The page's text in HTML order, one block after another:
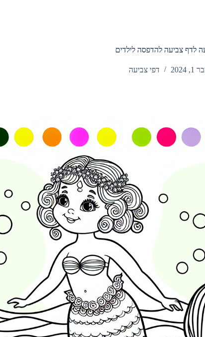
לדף צביעה להדפסה לילדים
2024 דפי צביעה